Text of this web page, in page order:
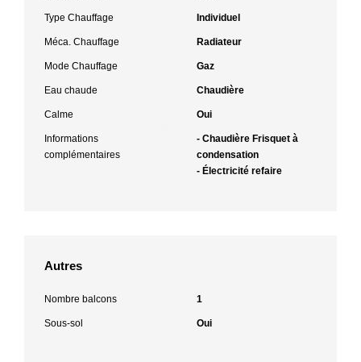
Type Chauffage Individuel
Méca. Chauffage Radiateur
Mode Chauffage Gaz
Eau chaude Chaudière
Calme Oui
Informations
complémentaires
- Chaudière Frisquet à
condensation
- Électricité refaire
Autres
Nombre balcons 1
Sous-sol Oui